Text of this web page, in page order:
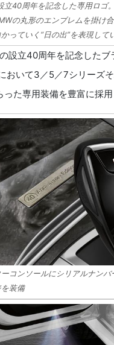
40周年を記念した専用ロゴ
の丸形のエンブレムを掛け
っていく“日の出”を表現して
設立40周年を記念したブ
おいて3／5／7シリーズ
た専用装備を豊富に採用
コンソールにシリアルナンバ
装備